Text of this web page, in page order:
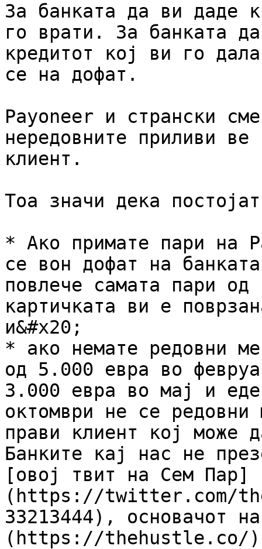
За банката да ви даде
го врати. За банката
кредитот кој ви го
се на дофат.
Payoneer и странски
нередовните приливи ве
клиент.
Тоа значи дека
* Ако примате пари на
се вон дофат на
повлече самата пари
картичката ви е
и&#x20;
* ако немате редовни
од 5.000 евра во
3.000 евра во мај и
октомври не се
прави клиент кој може
Банките кај нас не
[овој твит на Сем Пар]
(https://twitter.com/
33213444), основачот
(https://thehustle.co/